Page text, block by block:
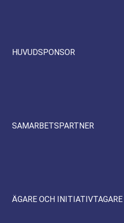
HUVUDSPONSOR
SAMARBETSPARTNER
ÄGARE OCH INITIATIVTAGARE